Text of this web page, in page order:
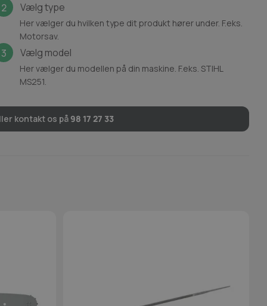
2 Vælg type
Her vælger du hvilken type dit produkt hører under. F.eks.
Motorsav.
3 Vælg model
Her vælger du modellen på din maskine. F.eks. STIHL
MS251.
kontakt os på 98 17 27 33